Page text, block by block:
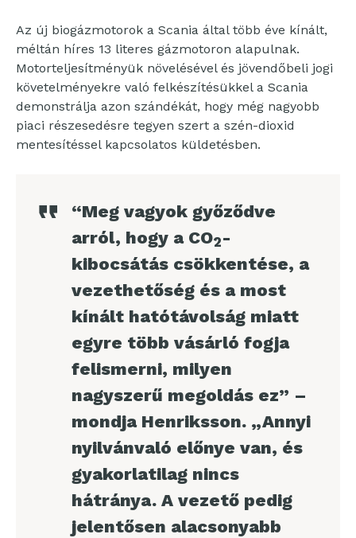
Az új biogázmotorok a Scania által több éve kínált,
méltán híres 13 literes gázmotoron alapulnak.
Motorteljesítményük növelésével és jövendőbeli jogi
követelményekre való felkészítésükkel a Scania
demonstrálja azon szándékát, hogy még nagyobb
piaci részesedésre tegyen szert a szén-dioxid
mentesítéssel kapcsolatos küldetésben.
“Meg vagyok győződve
arról, hogy a CO2-
kibocsátás csökkentése, a
vezethetőség és a most
kínált hatótávolság miatt
egyre több vásárló fogja
felismerni, milyen
nagyszerű megoldás ez” –
mondja Henriksson. „Annyi
nyilvánvaló előnye van, és
gyakorlatilag nincs
hátránya. A vezető pedig
jelentősen alacsonyabb